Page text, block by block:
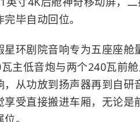
完毕自动回位。
星环剧院音响专为五座座
主低音炮与两个240瓦前
，从功放到扬声器再到自
享受直接搬进车厢，无论